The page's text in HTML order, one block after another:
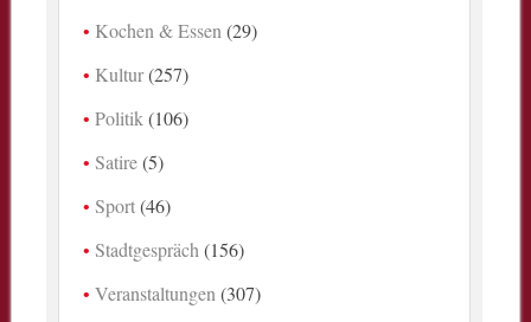
Kochen & Essen (29)
Kultur(257)
Politik (106)
Satire(5)
Sport(46)
Stadtgespräch (156)
Veranstaltungen (307)